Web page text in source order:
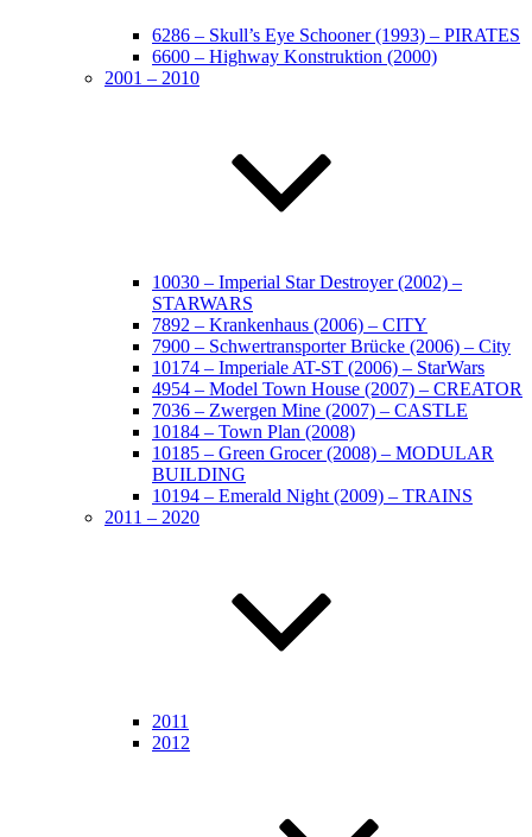
6286 – Skull’s Eye Schooner (1993) – PIRATES
6600 – Highway Konstruktion (2000)
2001 – 2010
10030 – Imperial Star Destroyer (2002) –
STARWARS
7892 – Krankenhaus (2006) – CITY
7900 – Schwertransporter Brücke (2006) – City
10174 – Imperiale AT-ST (2006) – StarWars
4954 – Model Town House (2007) – CREATOR
7036 – Zwergen Mine (2007) – CASTLE
10184 – Town Plan (2008)
10185 – Green Grocer (2008) – MODULAR
BUILDING
10194 – Emerald Night (2009) – TRAINS
2011 – 2020
2011
2012